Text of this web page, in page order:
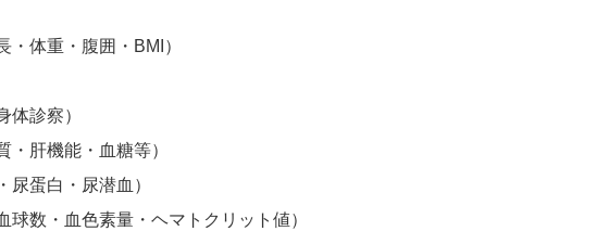
・体重・腹囲・BMI）
体診察）
・肝機能・血糖等）
尿蛋白・尿潜血）
球数・血色素量・ヘマトクリット値）